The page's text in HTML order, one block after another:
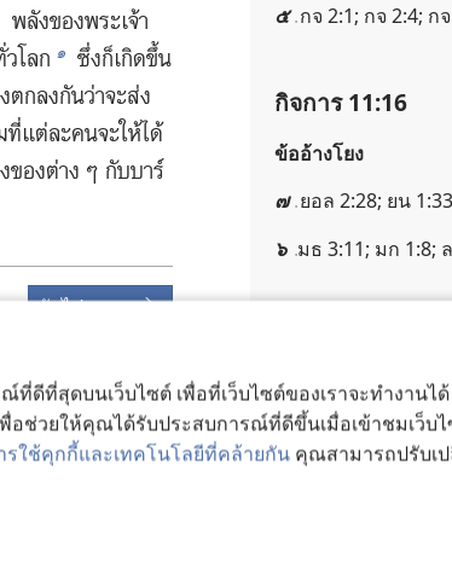
ดีที่สุดบนเว็บไซต์ เพื่อที่เว็บไซต์ของเราจะทำงานไ
อช่วยให้คุณได้รับประสบการณ์ที่ดีขึ้นเมื่อเข้าชมเว็
รใช้คุกกี้และเทคโนโลยีที่คล้ายกัน คุณสามารถปรับเ
พลัง​ของ​พระเจ้า​
โลก ๑ ซึ่ง​ก็​เกิด​ขึ้น​
ตก​ลง​กัน​ว่า​จะ​ส่ง​
แต่​ละ​คน​จะ​ให้​ได้
ของ​ต่าง ๆ กับ​บาร์
ถัดไป
๕ กจ 2:1; กจ 2:4; ก
กิจการ 11:16
ข้ออ้างโยง
๗ ยอล 2:28; ยน
๖ มธ 3:11; มก 1:8;
เชิงอรรถ
หรือ “ขวาง​ทาง​พระเ